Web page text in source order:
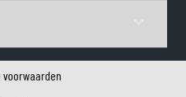
voorwaarden